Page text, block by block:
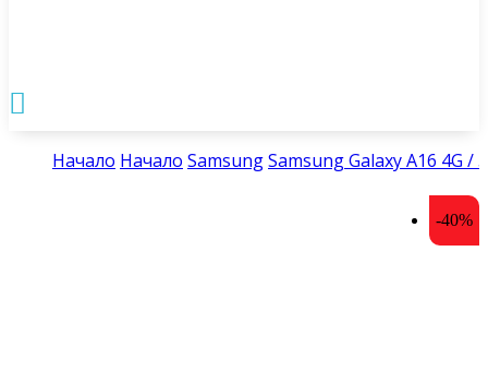

Начало Начало SamsungSamsung Galaxy A16 4G /
-40%